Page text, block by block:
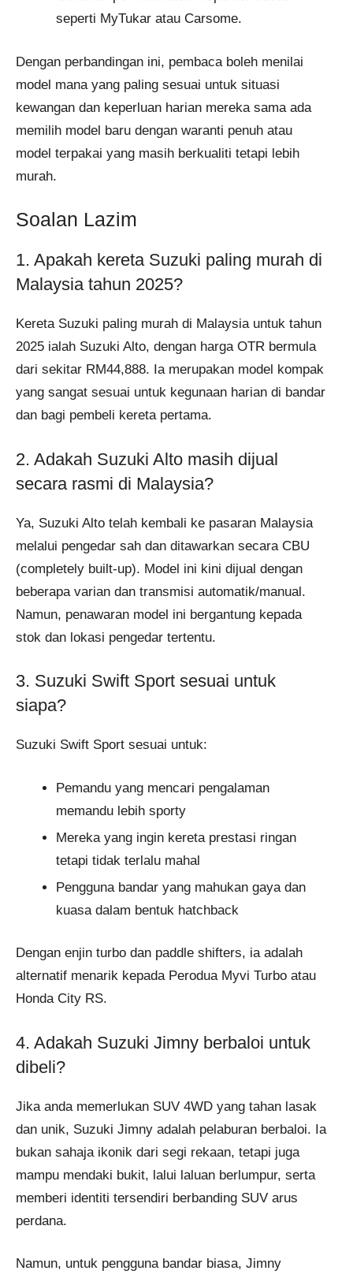
seperti MyTukar atau Carsome.
Dengan perbandingan ini, pembaca boleh menilai
model mana yang paling sesuai untuk situasi
kewangan dan keperluan harian mereka sama ada
memilih model baru dengan waranti penuh atau
model terpakai yang masih berkualiti tetapi lebih
murah.
Soalan Lazim
1. Apakah kereta Suzuki paling murah di
Malaysia tahun 2025?
Kereta Suzuki paling murah di Malaysia untuk tahun
2025 ialah Suzuki Alto, dengan harga OTR bermula
dari sekitar RM44,888. Ia merupakan model kompak
yang sangat sesuai untuk kegunaan harian di bandar
dan bagi pembeli kereta pertama.
2. Adakah Suzuki Alto masih dijual
secara rasmi di Malaysia?
Ya, Suzuki Alto telah kembali ke pasaran Malaysia
melalui pengedar sah dan ditawarkan secara CBU
(completely built-up). Model ini kini dijual dengan
beberapa varian dan transmisi automatik/manual.
Namun, penawaran model ini bergantung kepada
stok dan lokasi pengedar tertentu.
3. Suzuki Swift Sport sesuai untuk
siapa?
Suzuki Swift Sport sesuai untuk:
Pemandu yang mencari pengalaman
memandu lebih sporty
Mereka yang ingin kereta prestasi ringan
tetapi tidak terlalu mahal
Pengguna bandar yang mahukan gaya dan
kuasa dalam bentuk hatchback
Dengan enjin turbo dan paddle shifters, ia adalah
alternatif menarik kepada Perodua Myvi Turbo atau
Honda City RS.
4. Adakah Suzuki Jimny berbaloi untuk
dibeli?
Jika anda memerlukan SUV 4WD yang tahan lasak
dan unik, Suzuki Jimny adalah pelaburan berbaloi. Ia
bukan sahaja ikonik dari segi rekaan, tetapi juga
mampu mendaki bukit, lalui laluan berlumpur, serta
memberi identiti tersendiri berbanding SUV arus
perdana.
Namun, untuk pengguna bandar biasa, Jimny